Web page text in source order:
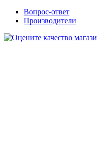
Вопрос-ответ
Производители